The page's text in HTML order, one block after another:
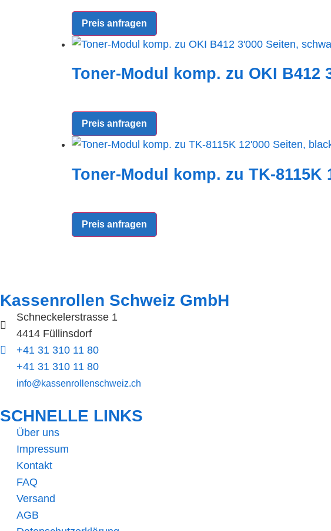
Preis anfragen
Toner-Modul komp. zu OKI B412
Preis anfragen
Toner-Modul komp. zu TK-8115K
Preis anfragen
Kassenrollen Schweiz GmbH
Schneckelerstrasse 1
4414 Füllinsdorf
+41 31 310 11 80
+41 31 310 11 80
info@kassenrollenschweiz.ch
SCHNELLE LINKS​
Über uns
Impressum
Kontakt
FAQ
Versand
AGB